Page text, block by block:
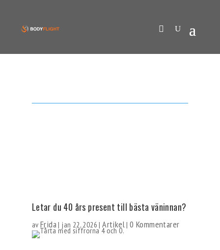
Letar du 40 års present till bästa väninnan?
av Frida| jan 22, 2026 |Artikel|0 Kommentarer